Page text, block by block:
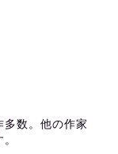
数。他の作家